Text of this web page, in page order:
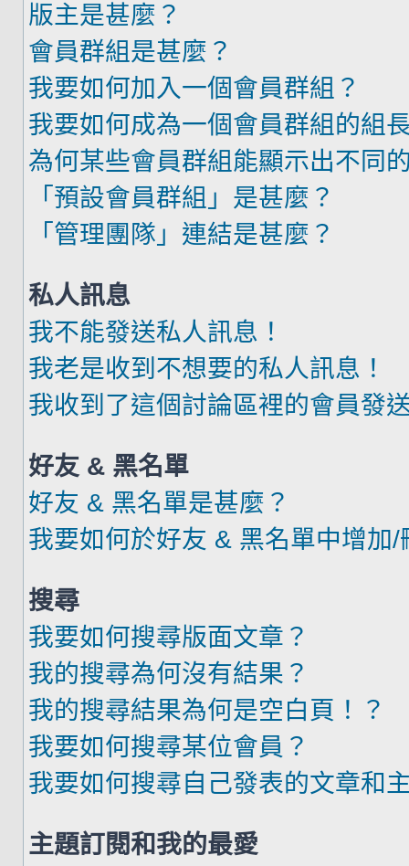
版主是甚麼？
會員群組是甚麼？
我要如何加入一個會員群組？
我要如何成為一個會員群組的組
為何某些會員群組能顯示出不同
「預設會員群組」是甚麼？
「管理團隊」連結是甚麼？
私人訊息
我不能發送私人訊息！
我老是收到不想要的私人訊息！
我收到了這個討論區裡的會員發
好友 & 黑名單
好友 & 黑名單是甚麼？
我要如何於好友 & 黑名單中增加/
搜尋
我要如何搜尋版面文章？
我的搜尋為何沒有結果？
我的搜尋結果為何是空白頁！？
我要如何搜尋某位會員？
我要如何搜尋自己發表的文章和
主題訂閱和我的最愛